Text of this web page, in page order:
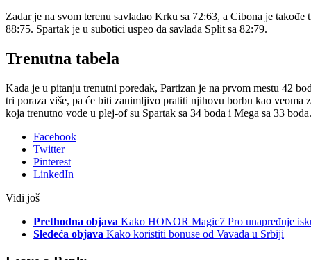
Zadar je na svom terenu savladao Krku sa 72:63, a Cibona je
88:75. Spartak je u subotici uspeo da savlada Split sa 82:79.
Trenutna tabela
Kada je u pitanju trenutni poredak, Partizan je na prvom mestu 42
tri poraza više, pa će biti zanimljivo pratiti njihovu borbu kao veoma
koja trenutno vode u plej-of su Spartak sa 34 boda i Mega sa 33
Facebook
Twitter
Pinterest
LinkedIn
Vidi još
Prethodna objava Kako HONOR Magic7 Pro unapređuje
Sledeća objava Kako koristiti bonuse od Vavada u Srbiji